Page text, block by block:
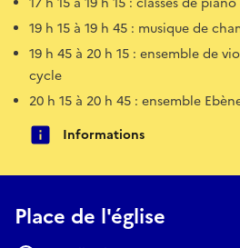
19 h 15 à 19 h 45 : musique de
19 h 45 à 20 h 15 : ensemble de
cycle
20 h 15 à 20 h 45 : ensemble
Informations
Place de l'église